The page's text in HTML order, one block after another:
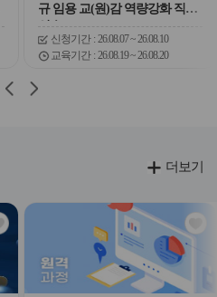
규 임용 교(원)감 역량강화 직무
연수
신청기간
26.08.07 ~ 26.08.10
교육기간
26.08.19 ~ 26.08.20
슬
전
슬
관
심
아
콘
더보기